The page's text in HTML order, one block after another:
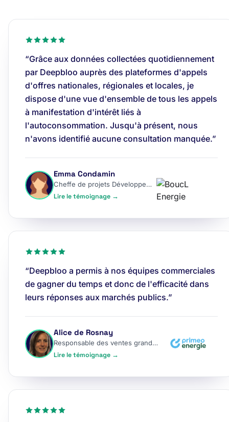
“Grâce aux données collectées quotidiennement
par Deepbloo auprès des plateformes d'appels
d'offres nationales, régionales et locales, je
dispose d'une vue d'ensemble de tous les appels
à manifestation d'intérêt liés à
l'autoconsommation. Jusqu'à présent, nous
n'avons identifié aucune consultation manquée.”
Emma Condamin
Cheffe de projets Développement
Lire le témoignage →
“Deepbloo a permis à nos équipes commerciales
de gagner du temps et donc de l'efficacité dans
leurs réponses aux marchés publics.”
Alice de Rosnay
Responsable des ventes grands comptes
Lire le témoignage →